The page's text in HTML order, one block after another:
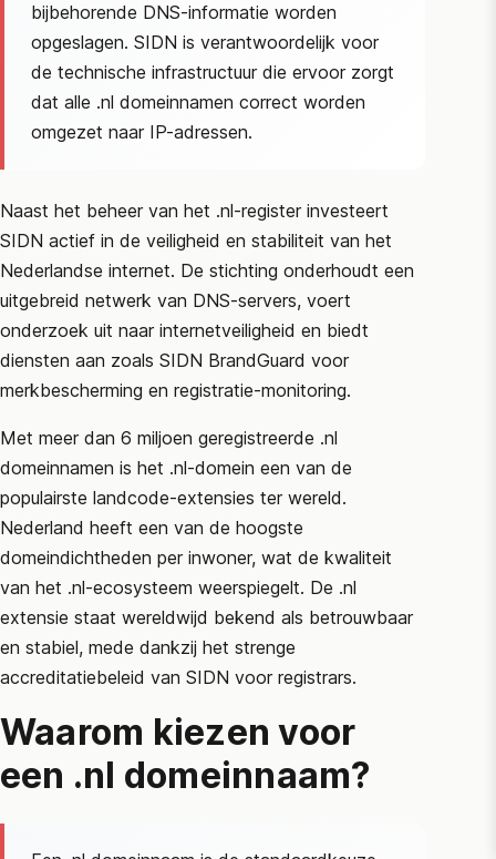
bijbehorende DNS-informatie worden
opgeslagen. SIDN is verantwoordelijk voor
de technische infrastructuur die ervoor zorgt
dat alle .nl domeinnamen correct worden
omgezet naar IP-adressen.
Naast het beheer van het .nl-register investeert
SIDN actief in de veiligheid en stabiliteit van het
Nederlandse internet. De stichting onderhoudt een
uitgebreid netwerk van DNS-servers, voert
onderzoek uit naar internetveiligheid en biedt
diensten aan zoals SIDN BrandGuard voor
merkbescherming en registratie-monitoring.
Met meer dan 6 miljoen geregistreerde .nl
domeinnamen is het .nl-domein een van de
populairste landcode-extensies ter wereld.
Nederland heeft een van de hoogste
domeindichtheden per inwoner, wat de kwaliteit
van het .nl-ecosysteem weerspiegelt. De .nl
extensie staat wereldwijd bekend als betrouwbaar
en stabiel, mede dankzij het strenge
accreditatiebeleid van SIDN voor registrars.
Waarom kiezen voor
een .nl domeinnaam?